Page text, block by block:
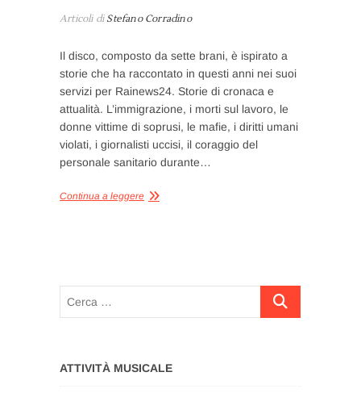
Articoli diStefano Corradino
Il disco, composto da sette brani, è ispirato a
storie che ha raccontato in questi anni nei suoi
servizi per Rainews24. Storie di cronaca e
attualità. L’immigrazione, i morti sul lavoro, le
donne vittime di soprusi, le mafie, i diritti umani
violati, i giornalisti uccisi, il coraggio del
personale sanitario durante…
Continua a leggere
Cerca
ATTIVITÀ MUSICALE